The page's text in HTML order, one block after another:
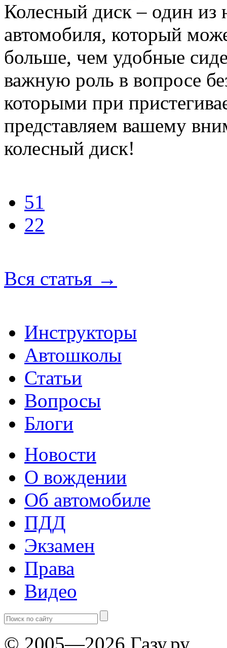
Колесный диск – один из
автомобиля, который
больше, чем удобные
важную роль в вопросе
которыми при
представляем вашему
колесный диск!
51
22
Вся статья →
Инструкторы
Автошколы
Статьи
Вопросы
Блоги
Новости
О вождении
Об автомобиле
ПДД
Экзамен
Права
Видео